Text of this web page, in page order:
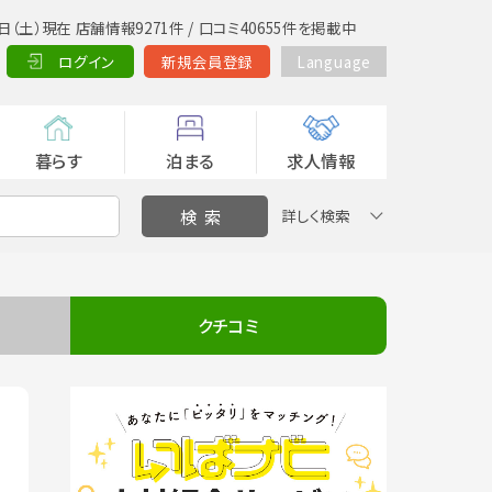
（土）現在 店舗情報9271件 / 口コミ40655件を掲載中
ログイン
新規会員登録 Language
暮らす 泊まる 求人情報
詳しく検索
クチコミ